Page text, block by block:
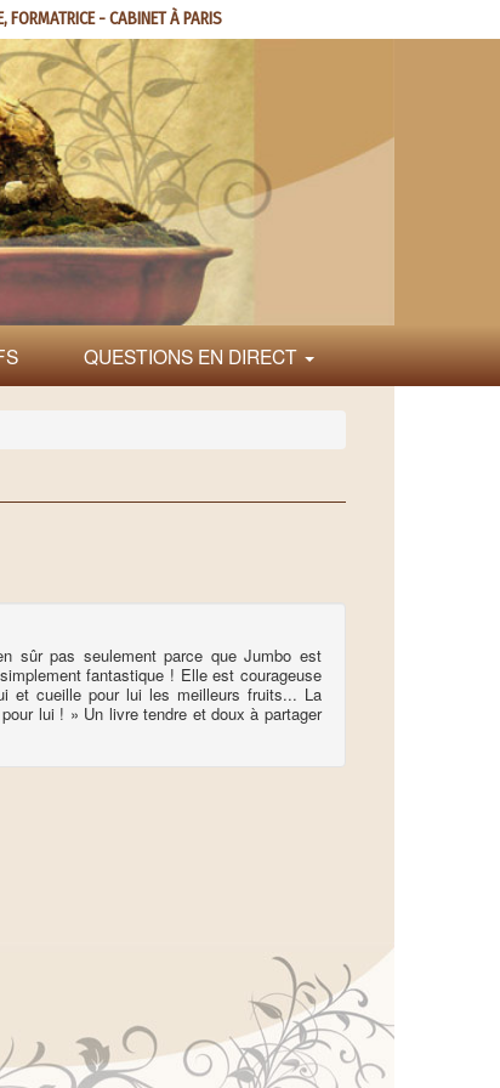
FORMATRICE - CABINET À PARIS
QUESTIONS EN DIRECT
sûr pas seulement parce que Jumbo est
fantastique ! Elle est courageuse
et cueille pour lui les meilleurs fruits... La
lui ! » Un livre tendre et doux à partager